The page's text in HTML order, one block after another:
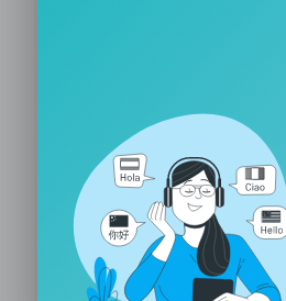
Соболь,
времен
заставила
работодателя
Соболихи на
не только она,
Впрочем, хрен